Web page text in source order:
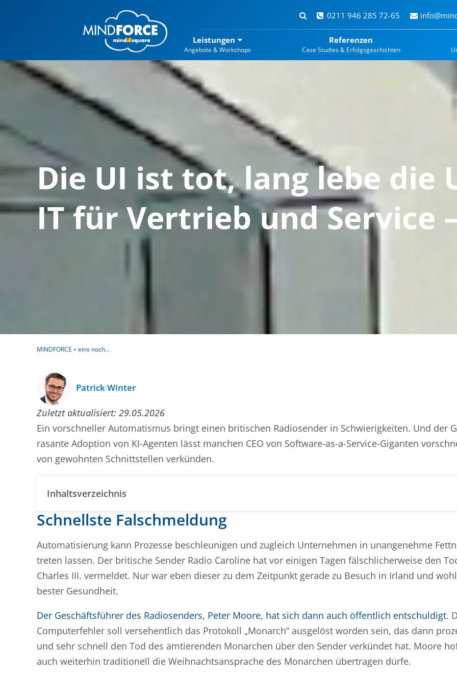
0211 946 285 72-65
Leistungen
Angebote & Workshops
Referenzen
Case Studies & Erfolgsgeschichten
Die UI ist tot, lang lebe die
IT für Vertrieb und Service
MINDFORCE »eins noch...
Patrick Winter
Zuletzt aktualisiert: 29.05.2026
Ein vorschneller Automatismus bringt einen britischen Radiosender in Schwierigkeiten. Und der
rasante Adoption von KI-Agenten lässt manchen CEO von Software-as-a-Service-Giganten
von gewohnten Schnittstellen verkünden.
Inhaltsverzeichnis
Schnellste Falschmeldung
Automatisierung kann Prozesse beschleunigen und zugleich Unternehmen in unangenehme
treten lassen. Der britische Sender Radio Caroline hat vor einigen Tagen fälschlicherweise den
Charles III. vermeldet. Nur war eben dieser zu dem Zeitpunkt gerade zu Besuch in Irland und
bester Gesundheit.
Der Geschäftsführer des Radiosenders, Peter Moore, hat sich dann auch öffentlich entschuldigt.
Computerfehler soll versehentlich das Protokoll „Monarch“ ausgelöst worden sein, das dann
und sehr schnell den Tod des amtierenden Monarchen über den Sender verkündet hat. Moore
auch weiterhin traditionell die Weihnachtsansprache des Monarchen übertragen dürfe.